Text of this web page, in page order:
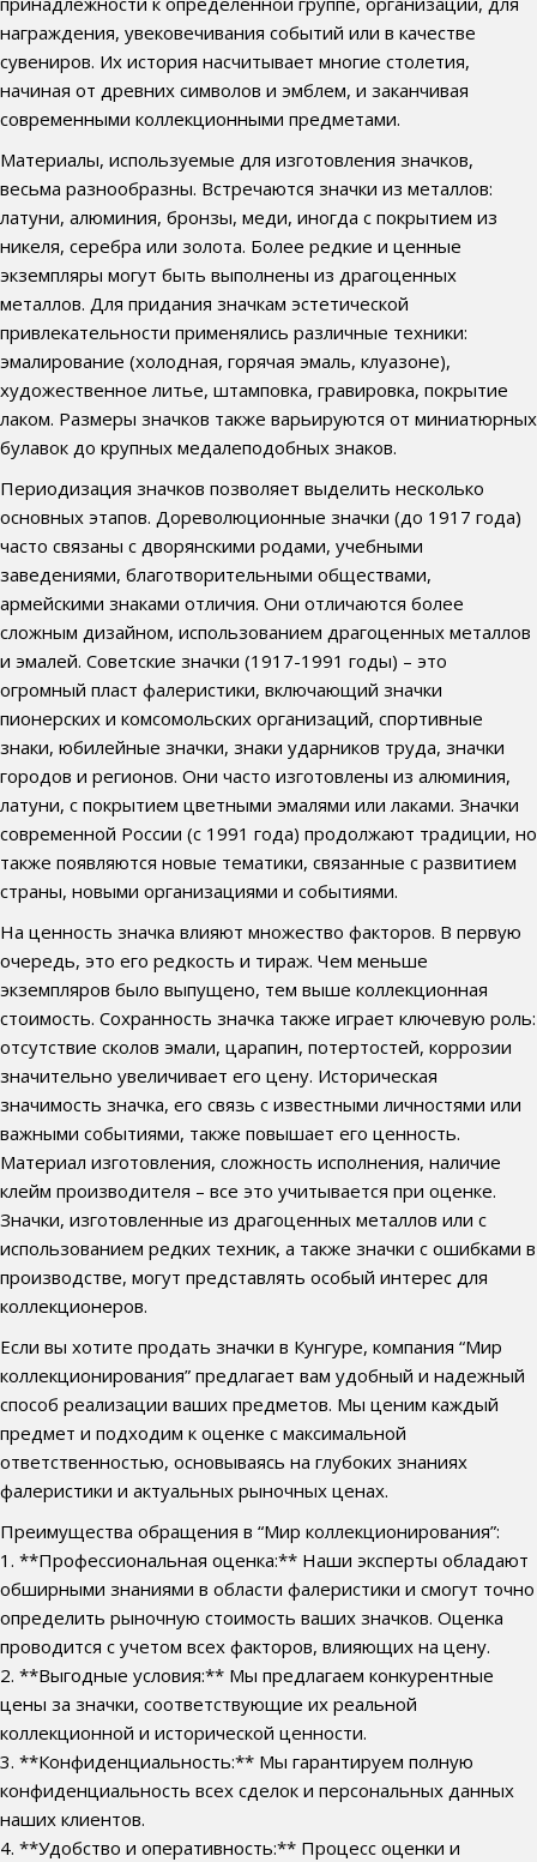
награждения, увековечивания событий или в качестве
сувениров. Их история насчитывает многие столетия,
начиная от древних символов и эмблем, и заканчивая
современными коллекционными предметами.
Материалы, используемые для изготовления значков,
весьма разнообразны. Встречаются значки из металлов:
латуни, алюминия, бронзы, меди, иногда с покрытием из
никеля, серебра или золота. Более редкие и ценные
экземпляры могут быть выполнены из драгоценных
металлов. Для придания значкам эстетической
привлекательности применялись различные техники:
эмалирование (холодная, горячая эмаль, клуазоне),
художественное литье, штамповка, гравировка, покрытие
лаком. Размеры значков также варьируются от миниатюрных
булавок до крупных медалеподобных знаков.
Периодизация значков позволяет выделить несколько
основных этапов. Дореволюционные значки (до 1917 года)
часто связаны с дворянскими родами, учебными
заведениями, благотворительными обществами,
армейскими знаками отличия. Они отличаются более
сложным дизайном, использованием драгоценных металлов
и эмалей. Советские значки (1917-1991 годы) – это
огромный пласт фалеристики, включающий значки
пионерских и комсомольских организаций, спортивные
знаки, юбилейные значки, знаки ударников труда, значки
городов и регионов. Они часто изготовлены из алюминия,
латуни, с покрытием цветными эмалями или лаками. Значки
современной России (с 1991 года) продолжают традиции, но
также появляются новые тематики, связанные с развитием
страны, новыми организациями и событиями.
На ценность значка влияют множество факторов. В первую
очередь, это его редкость и тираж. Чем меньше
экземпляров было выпущено, тем выше коллекционная
стоимость. Сохранность значка также играет ключевую роль:
отсутствие сколов эмали, царапин, потертостей, коррозии
значительно увеличивает его цену. Историческая
значимость значка, его связь с известными личностями или
важными событиями, также повышает его ценность.
Материал изготовления, сложность исполнения, наличие
клейм производителя – все это учитывается при оценке.
Значки, изготовленные из драгоценных металлов или с
использованием редких техник, а также значки с ошибками в
производстве, могут представлять особый интерес для
коллекционеров.
Если вы хотите продать значки в Кунгуре, компания “Мир
коллекционирования” предлагает вам удобный и надежный
способ реализации ваших предметов. Мы ценим каждый
предмет и подходим к оценке с максимальной
ответственностью, основываясь на глубоких знаниях
фалеристики и актуальных рыночных ценах.
Преимущества обращения в “Мир коллекционирования”:
1. **Профессиональная оценка:** Наши эксперты обладают
обширными знаниями в области фалеристики и смогут точно
определить рыночную стоимость ваших значков. Оценка
проводится с учетом всех факторов, влияющих на цену.
2. **Выгодные условия:** Мы предлагаем конкурентные
цены за значки, соответствующие их реальной
коллекционной и исторической ценности.
3. **Конфиденциальность:** Мы гарантируем полную
конфиденциальность всех сделок и персональных данных
наших клиентов.
4. **Удобство и оперативность:** Процесс оценки и